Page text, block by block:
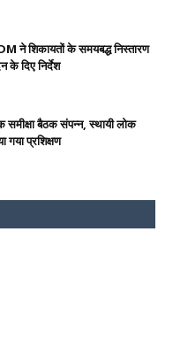
ने शिकायतों के समयबद्ध निस्तारण
के दिए निर्देश
समीक्षा बैठक संपन्न, स्थायी लोक
गया प्रशिक्षण